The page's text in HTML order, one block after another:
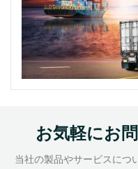
お気軽にお
当社の製品やサービスにつ